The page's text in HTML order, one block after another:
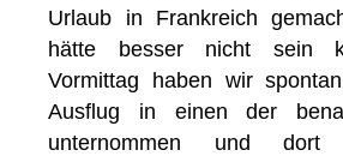
Urlaub in Frankreich
hätte besser nicht sein
Vormittag haben wir
Ausflug in einen der
unternommen und